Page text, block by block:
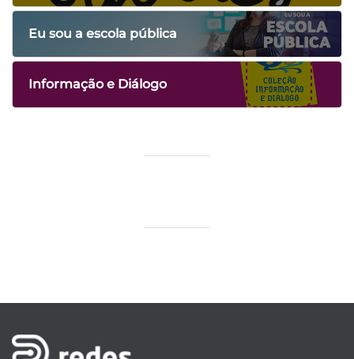
Eu sou a escola pública
Informação e Diálogo